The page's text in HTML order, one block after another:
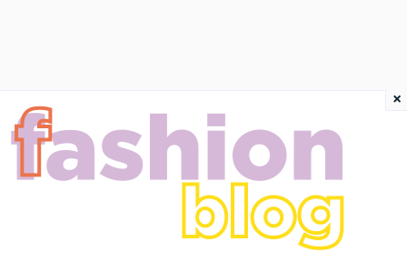
×